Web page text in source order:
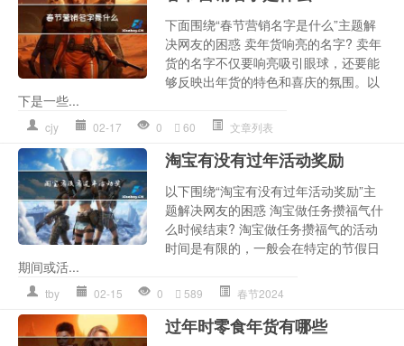
下面围绕“春节营销名字是什么”主题解
决网友的困惑 卖年货响亮的名字? 卖年
货的名字不仅要响亮吸引眼球，还要能
够反映出年货的特色和喜庆的氛围。以
下是一些...
cjy 02-17 0 60 文章列表
淘宝有没有过年活动奖励
以下围绕“淘宝有没有过年活动奖励”主
题解决网友的困惑 淘宝做任务攒福气什
么时候结束? 淘宝做任务攒福气的活动
时间是有限的，一般会在特定的节假日
期间或活...
tby 02-15 0 589 春节2024
过年时零食年货有哪些